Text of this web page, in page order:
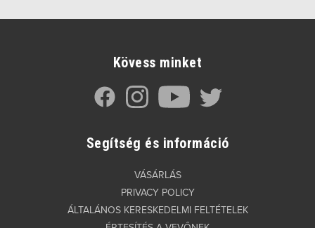
Kövess minket
Segítség és információ
VÁSÁRLÁS
PRIVACY POLICY
ÁLTALÁNOS KERESKEDELMI FELTÉTELEK